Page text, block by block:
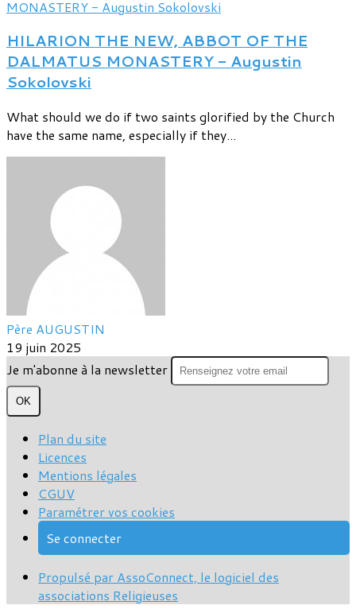
HILARION THE NEW, ABBOT OF THE
DALMATUS MONASTERY - Augustin
Sokolovski
What should we do if two saints glorified by the Church
have the same name, especially if they...
Père AUGUSTIN
19 juin 2025
Je m'abonne à la newsletter
OK
Plan du site
Licences
Mentions légales
CGUV
Paramétrer vos cookies
Se connecter
Propulsé par AssoConnect, le logiciel des
associations Religieuses